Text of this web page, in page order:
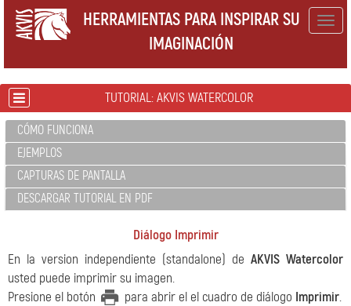
HERRAMIENTAS PARA INSPIRAR SU
IMAGINACIÓN
TUTORIAL: AKVIS WATERCOLOR
CÓMO FUNCIONA
EJEMPLOS
CAPTURAS DE PANTALLA
DESCARGAR TUTORIAL EN PDF
Diálogo Imprimir
En la version independiente (standalone) de AKVIS Watercolor
usted puede imprimir su imagen.
Presione el botón
para abrir el el cuadro de diálogo Imprimir.